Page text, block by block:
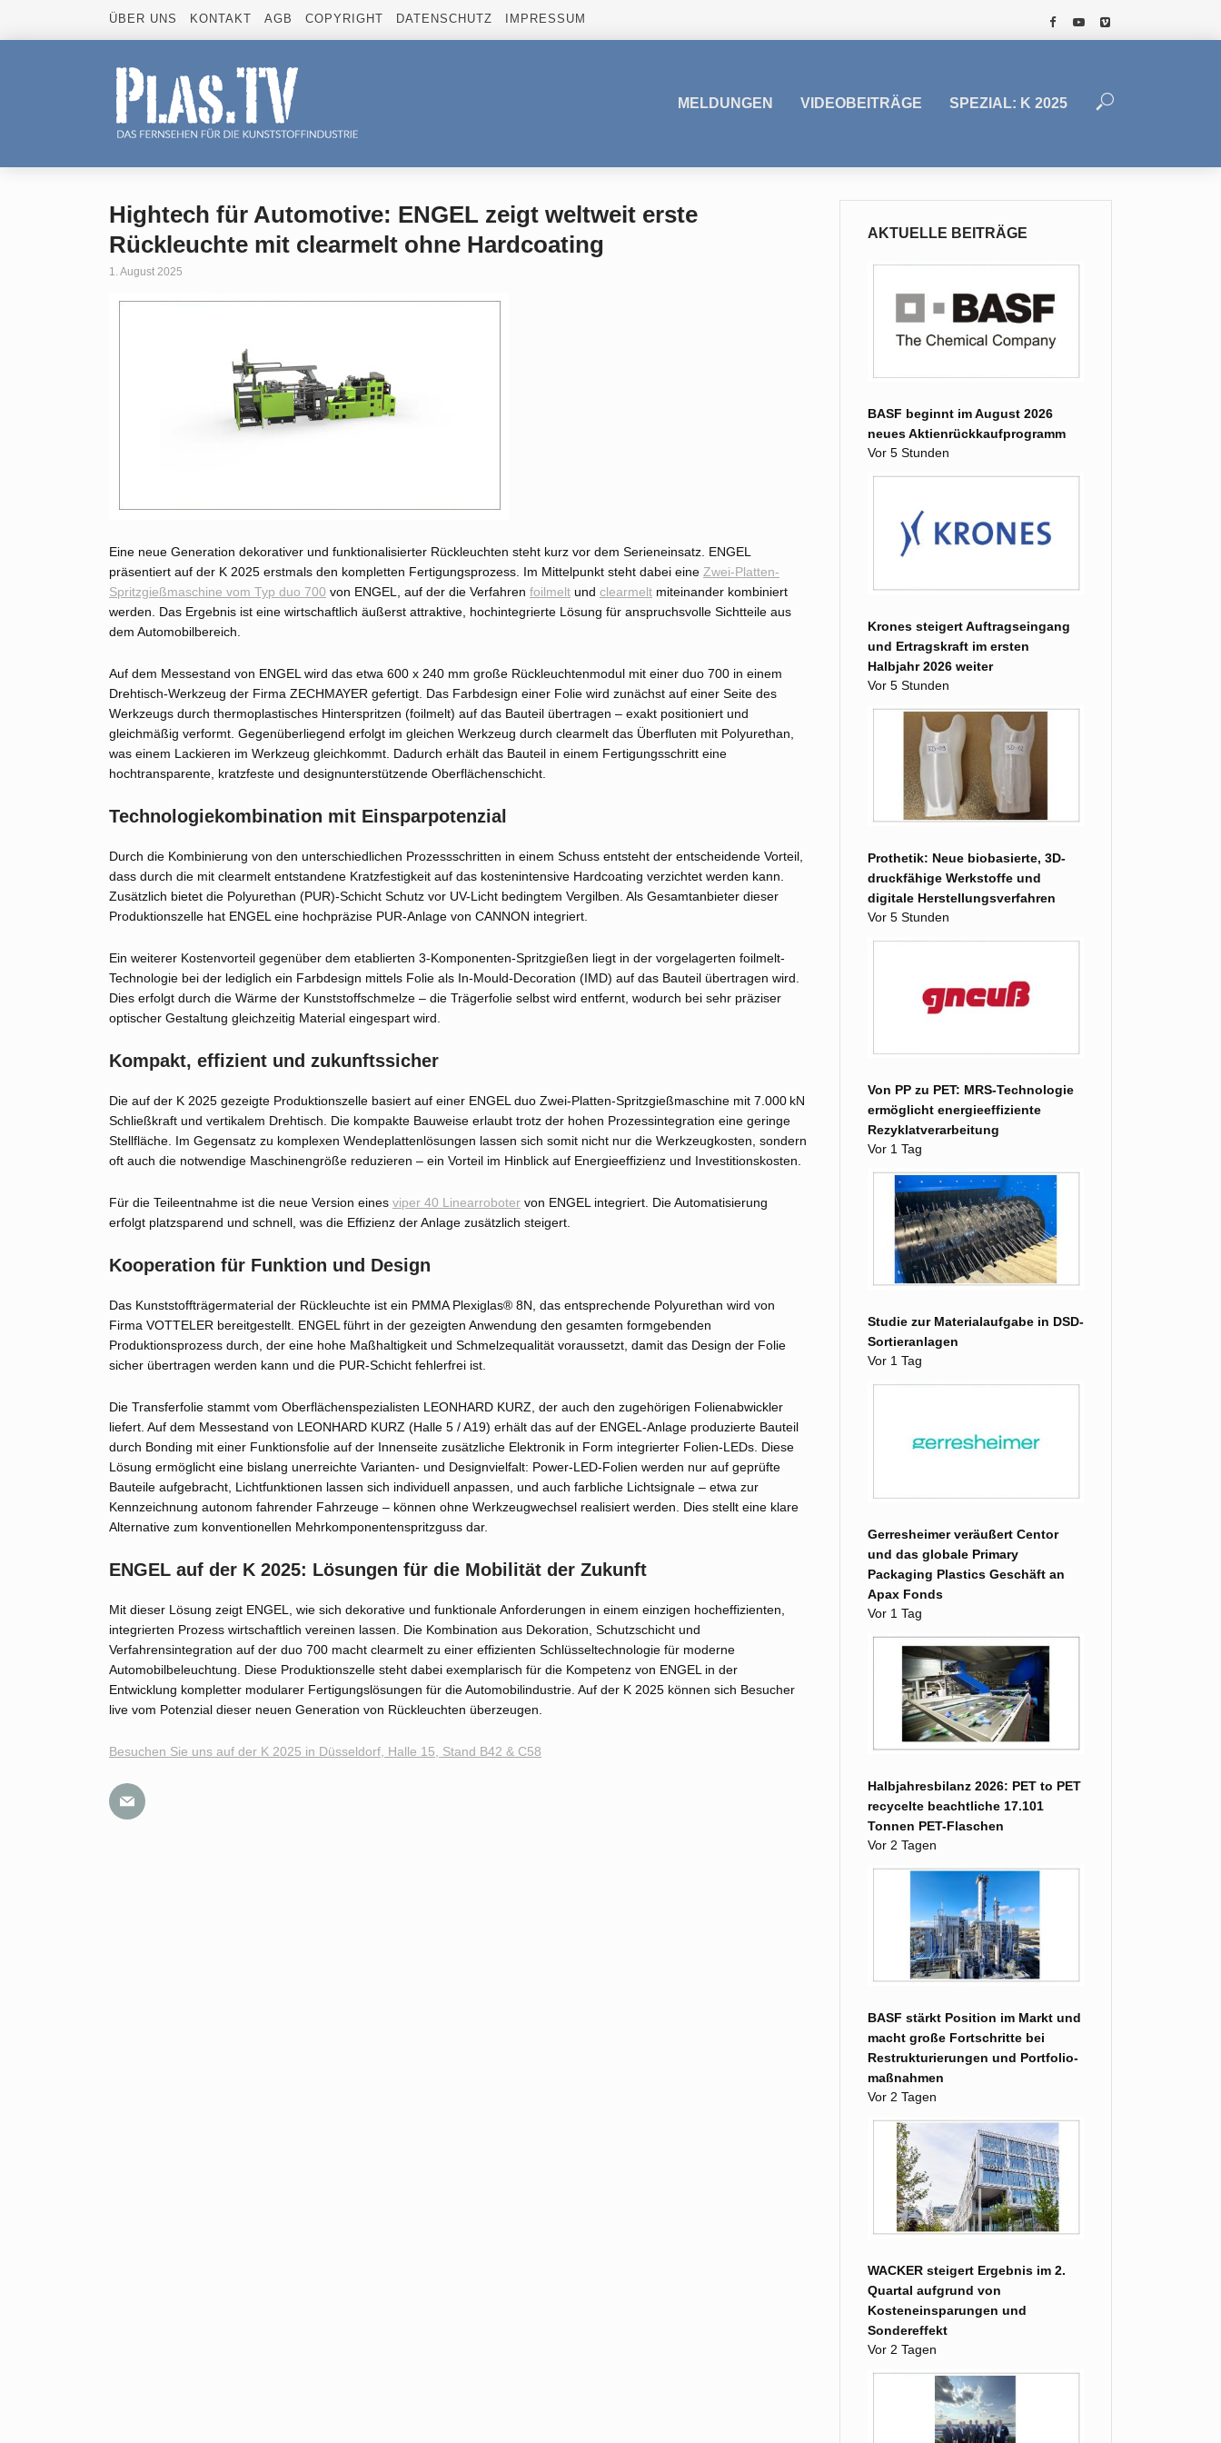
ÜBER UNS KONTAKT AGB COPYRIGHT DATENSCHUTZ IMPRESSUM
MELDUNGEN VIDEOBEITRÄGE SPEZIAL: K 2025
Hightech für Automotive: ENGEL zeigt weltweit erste
Rückleuchte mit clearmelt ohne Hardcoating
1. August 2025
Eine neue Generation dekorativer und funktionalisierter Rückleuchten steht kurz vor dem Serieneinsatz. ENGEL
präsentiert auf der K 2025 erstmals den kompletten Fertigungsprozess. Im Mittelpunkt steht dabei eine Zwei-Platten-
Spritzgießmaschine vom Typ duo 700 von ENGEL, auf der die Verfahren foilmelt und clearmelt miteinander kombiniert
werden. Das Ergebnis ist eine wirtschaftlich äußerst attraktive, hochintegrierte Lösung für anspruchsvolle Sichtteile aus
dem Automobilbereich.
Auf dem Messestand von ENGEL wird das etwa 600 x 240 mm große Rückleuchtenmodul mit einer duo 700 in einem
Drehtisch-Werkzeug der Firma ZECHMAYER gefertigt. Das Farbdesign einer Folie wird zunächst auf einer Seite des
Werkzeugs durch thermoplastisches Hinterspritzen (foilmelt) auf das Bauteil übertragen – exakt positioniert und
gleichmäßig verformt. Gegenüberliegend erfolgt im gleichen Werkzeug durch clearmelt das Überfluten mit Polyurethan,
was einem Lackieren im Werkzeug gleichkommt. Dadurch erhält das Bauteil in einem Fertigungsschritt eine
hochtransparente, kratzfeste und designunterstützende Oberflächenschicht.
Technologiekombination mit Einsparpotenzial
Durch die Kombinierung von den unterschiedlichen Prozessschritten in einem Schuss entsteht der entscheidende Vorteil,
dass durch die mit clearmelt entstandene Kratzfestigkeit auf das kostenintensive Hardcoating verzichtet werden kann.
Zusätzlich bietet die Polyurethan (PUR)-Schicht Schutz vor UV-Licht bedingtem Vergilben. Als Gesamtanbieter dieser
Produktionszelle hat ENGEL eine hochpräzise PUR-Anlage von CANNON integriert.
Ein weiterer Kostenvorteil gegenüber dem etablierten 3-Komponenten-Spritzgießen liegt in der vorgelagerten foilmelt-
Technologie bei der lediglich ein Farbdesign mittels Folie als In-Mould-Decoration (IMD) auf das Bauteil übertragen wird.
Dies erfolgt durch die Wärme der Kunststoffschmelze – die Trägerfolie selbst wird entfernt, wodurch bei sehr präziser
optischer Gestaltung gleichzeitig Material eingespart wird.
Kompakt, effizient und zukunftssicher
Die auf der K 2025 gezeigte Produktionszelle basiert auf einer ENGEL duo Zwei-Platten-Spritzgießmaschine mit 7.000 kN
Schließkraft und vertikalem Drehtisch. Die kompakte Bauweise erlaubt trotz der hohen Prozessintegration eine geringe
Stellfläche. Im Gegensatz zu komplexen Wendeplattenlösungen lassen sich somit nicht nur die Werkzeugkosten, sondern
oft auch die notwendige Maschinengröße reduzieren – ein Vorteil im Hinblick auf Energieeffizienz und Investitionskosten.
Für die Teileentnahme ist die neue Version eines viper 40 Linearroboter von ENGEL integriert. Die Automatisierung
erfolgt platzsparend und schnell, was die Effizienz der Anlage zusätzlich steigert.
Kooperation für Funktion und Design
Das Kunststoffträgermaterial der Rückleuchte ist ein PMMA Plexiglas® 8N, das entsprechende Polyurethan wird von
Firma VOTTELER bereitgestellt. ENGEL führt in der gezeigten Anwendung den gesamten formgebenden
Produktionsprozess durch, der eine hohe Maßhaltigkeit und Schmelzequalität voraussetzt, damit das Design der Folie
sicher übertragen werden kann und die PUR-Schicht fehlerfrei ist.
Die Transferfolie stammt vom Oberflächenspezialisten LEONHARD KURZ, der auch den zugehörigen Folienabwickler
liefert. Auf dem Messestand von LEONHARD KURZ (Halle 5 / A19) erhält das auf der ENGEL-Anlage produzierte Bauteil
durch Bonding mit einer Funktionsfolie auf der Innenseite zusätzliche Elektronik in Form integrierter Folien-LEDs. Diese
Lösung ermöglicht eine bislang unerreichte Varianten- und Designvielfalt: Power-LED-Folien werden nur auf geprüfte
Bauteile aufgebracht, Lichtfunktionen lassen sich individuell anpassen, und auch farbliche Lichtsignale – etwa zur
Kennzeichnung autonom fahrender Fahrzeuge – können ohne Werkzeugwechsel realisiert werden. Dies stellt eine klare
Alternative zum konventionellen Mehrkomponentenspritzguss dar.
ENGEL auf der K 2025: Lösungen für die Mobilität der Zukunft
Mit dieser Lösung zeigt ENGEL, wie sich dekorative und funktionale Anforderungen in einem einzigen hocheffizienten,
integrierten Prozess wirtschaftlich vereinen lassen. Die Kombination aus Dekoration, Schutzschicht und
Verfahrensintegration auf der duo 700 macht clearmelt zu einer effizienten Schlüsseltechnologie für moderne
Automobilbeleuchtung. Diese Produktionszelle steht dabei exemplarisch für die Kompetenz von ENGEL in der
Entwicklung kompletter modularer Fertigungslösungen für die Automobilindustrie. Auf der K 2025 können sich Besucher
live vom Potenzial dieser neuen Generation von Rückleuchten überzeugen.
Besuchen Sie uns auf der K 2025 in Düsseldorf, Halle 15, Stand B42 & C58
AKTUELLE BEITRÄGE
BASF beginnt im August 2026
neues Aktienrückkaufprogramm
Vor 5 Stunden
Krones steigert Auftragseingang
und Ertragskraft im ersten
Halbjahr 2026 weiter
Vor 5 Stunden
Prothetik: Neue biobasierte, 3D-
druckfähige Werkstoffe und
digitale Herstellungsverfahren
Vor 5 Stunden
Von PP zu PET: MRS-Technologie
ermöglicht energieeffiziente
Rezyklatverarbeitung
Vor 1 Tag
Studie zur Materialaufgabe in DSD-
Sortieranlagen
Vor 1 Tag
Gerresheimer veräußert Centor
und das globale Primary
Packaging Plastics Geschäft an
Apax Fonds
Vor 1 Tag
Halbjahresbilanz 2026: PET to PET
recycelte beachtliche 17.101
Tonnen PET-Flaschen
Vor 2 Tagen
BASF stärkt Position im Markt und
macht große Fort­schritte bei
Restruk­turierungen und Portfolio­
maß­nahmen
Vor 2 Tagen
WACKER steigert Ergebnis im 2.
Quartal aufgrund von
Kosteneinsparungen und
Sondereffekt
Vor 2 Tagen